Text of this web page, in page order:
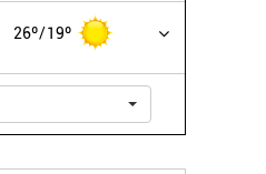
26º 19º